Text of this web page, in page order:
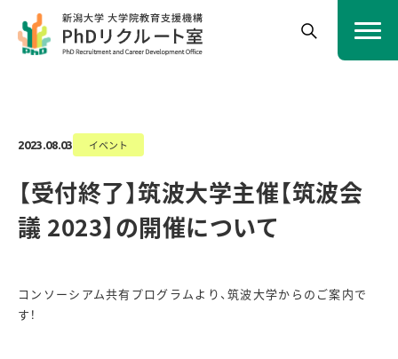
2023.08.03 イベント
【受付終了】筑波大学主催【筑波会
議 2023】の開催について
コンソーシアム共有プログラムより、筑波大学からのご案内で
す！